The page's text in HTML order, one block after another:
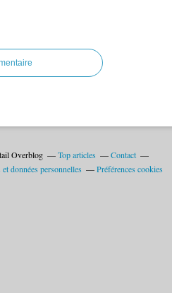
Overblog Top articles
Contact
données personnelles Préférences cookies